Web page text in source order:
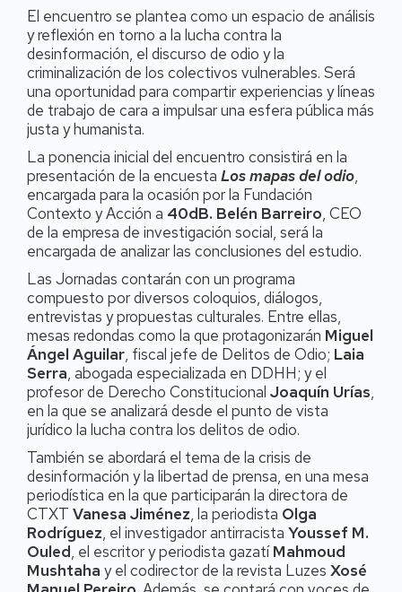
El encuentro se plantea como un espacio de análisis
y reflexión en torno a la lucha contra la
desinformación, el discurso de odio y la
criminalización de los colectivos vulnerables. Será
una oportunidad para compartir experiencias y líneas
de trabajo de cara a impulsar una esfera pública más
justa y humanista.
La ponencia inicial del encuentro consistirá en la
presentación de la encuesta Los mapas del odio,
encargada para la ocasión por la Fundación
Contexto y Acción a 40dB. Belén Barreiro, CEO
de la empresa de investigación social, será la
encargada de analizar las conclusiones del estudio.
Las Jornadas contarán con un programa
compuesto por diversos coloquios, diálogos,
entrevistas y propuestas culturales. Entre ellas,
mesas redondas como la que protagonizarán Miguel
Ángel Aguilar, fiscal jefe de Delitos de Odio; Laia
Serra, abogada especializada en DDHH; y el
profesor de Derecho Constitucional Joaquín Urías,
en la que se analizará desde el punto de vista
jurídico la lucha contra los delitos de odio.
También se abordará el tema de la crisis de
desinformación y la libertad de prensa, en una mesa
periodística en la que participarán la directora de
CTXT Vanesa Jiménez, la periodista Olga
Rodríguez, el investigador antirracista Youssef M.
Ouled, el escritor y periodista gazatíMahmoud
Mushtaha y el codirector de la revista Luzes Xosé